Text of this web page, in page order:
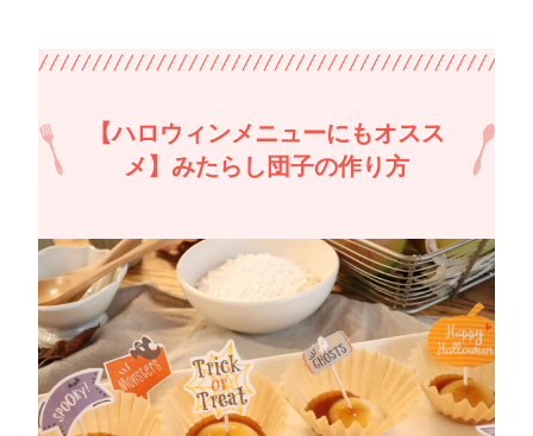
【ハロウィンメニューにもオスス
メ】みたらし団子の作り方